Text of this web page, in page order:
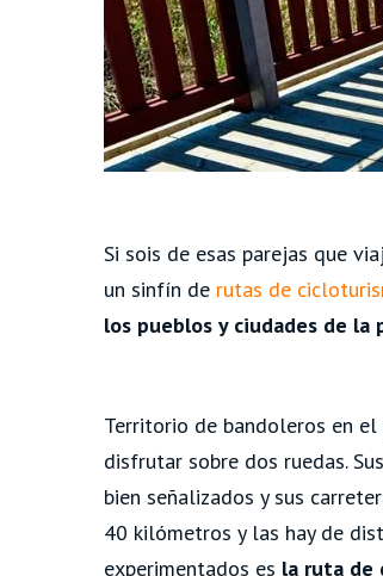
Si sois de esas parejas que
un sinfín de rutas de
los pueblos y ciudades de la
Territorio de bandoleros en el
disfrutar sobre dos ruedas.
bien señalizados y sus
40 kilómetros y las hay de
experimentados es la ruta de